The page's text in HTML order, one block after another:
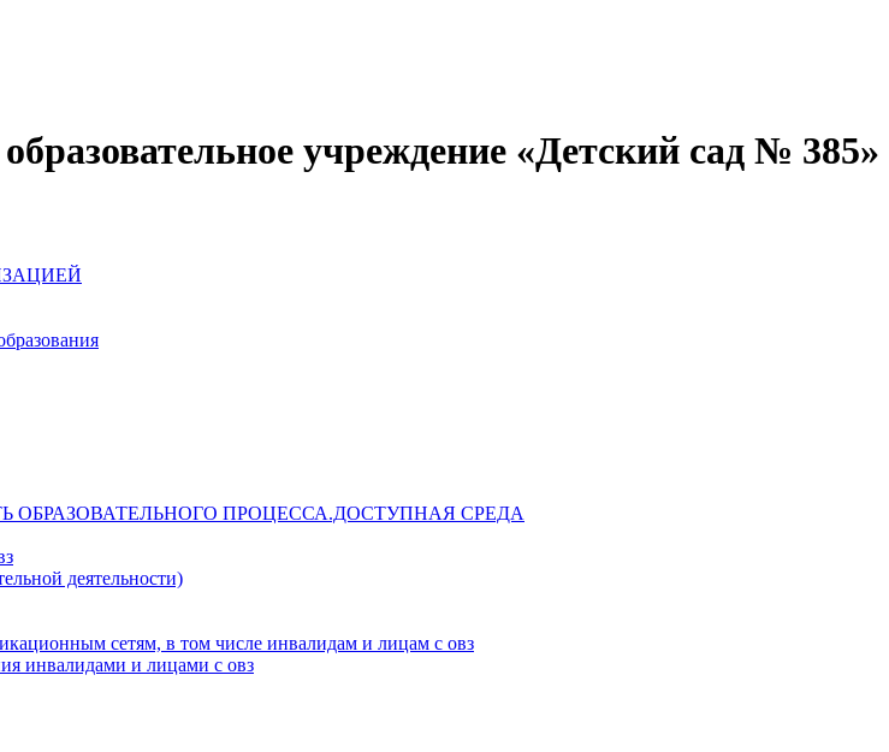
учреждение «Детский сад № 385»
ПРОЦЕССА.ДОСТУПНАЯ СРЕДА
деятельности)
сетям, в том числе инвалидам и лицам с овз
инвалидами и лицами с овз